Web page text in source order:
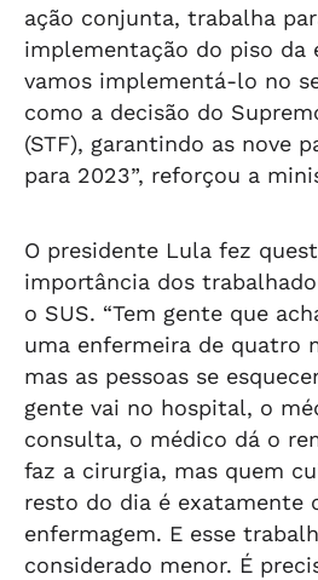
ação conjunta, trabalha
implementação do piso da
vamos implementá-lo no
como a decisão do
(STF), garantindo as nove
para 2023”, reforçou a
O presidente Lula fez
importância dos
o SUS. “Tem gente que
uma enfermeira de quatro
mas as pessoas se
gente vai no hospital, o
consulta, o médico dá o
faz a cirurgia, mas quem
resto do dia é exatamente
enfermagem. E esse
considerado menor. É